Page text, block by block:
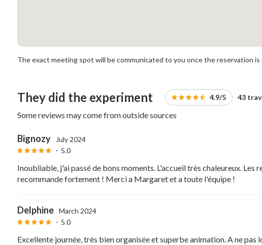
The exact meeting spot will be communicated to you once the reservation
They did the experiment 4.9/5 43
Some reviews may come from outside sources
Bignozy July 2024
5.0
Inoubliable, j'ai passé de bons moments. L'accueil très chaleureux. Les
recommande fortement ! Merci a Margaret et a toute l'équipe !
Delphine March 2024
5.0
Excellente journée, très bien organisée et superbe animation. A ne